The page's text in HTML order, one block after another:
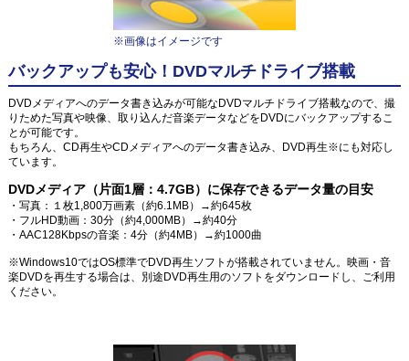
※画像はイメージです
バックアップも安心！DVDマルチドライブ搭載
DVDメディアへのデータ書き込みが可能なDVDマルチドライブ搭載なので、撮
りためた写真や映像、取り込んだ音楽データなどをDVDにバックアップするこ
とが可能です。
もちろん、CD再生やCDメディアへのデータ書き込み、DVD再生※にも対応し
ています。
DVDメディア（片面1層：4.7GB）に保存できるデータ量の目安
・写真：１枚1,800万画素（約6.1MB）→約645枚
・フルHD動画：30分（約4,000MB）→約40分
・AAC128Kbpsの音楽：4分（約4MB）→約1000曲
※Windows10ではOS標準でDVD再生ソフトが搭載されていません。映画・音
楽DVDを再生する場合は、別途DVD再生用のソフトをダウンロードし、ご利用
ください。